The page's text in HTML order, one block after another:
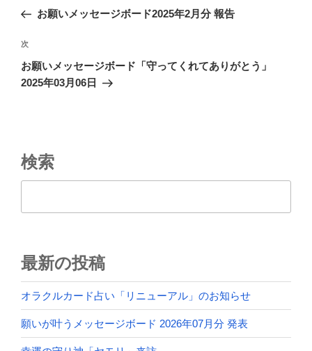
ビ
ゲ
ー
の
稿
お願いメッセージボード2025年2月分 報告
次
の
投
次
お願いメッセージボード「守ってくれてありがとう」
2025年03月06日
検索
最新の投稿
オラクルカード占い「リニューアル」のお知らせ
願いが叶うメッセージボード 2026年07月分 発表